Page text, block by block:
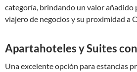
categoría, brindando un valor añadido
viajero de negocios y su proximidad a
Apartahoteles y Suites
Una excelente opción para estancias